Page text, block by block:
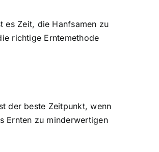
es Zeit, die Hanfsamen zu
richtige Erntemethode
der beste Zeitpunkt, wenn
Ernten zu minderwertigen